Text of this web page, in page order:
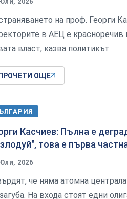
на проф. Георги
в АЕЦ е красноречив
власт, казва политикът
ПРОЧЕТИ ОЩЕ
Касчиев: Пълна е
това е първа
2026
че няма атомна
На входа стоят едни